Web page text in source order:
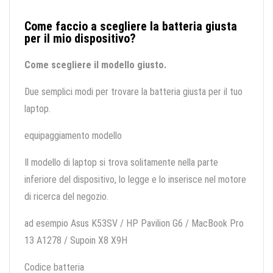
Come faccio a scegliere la batteria giusta
per il mio dispositivo?
Come scegliere il modello giusto.
Due semplici modi per trovare la batteria giusta per il tuo
laptop.
equipaggiamento modello
Il modello di laptop si trova solitamente nella parte
inferiore del dispositivo, lo legge e lo inserisce nel motore
di ricerca del negozio.
ad esempio Asus K53SV / HP Pavilion G6 / MacBook Pro
13 A1278 / Supoin X8 X9H
Codice batteria